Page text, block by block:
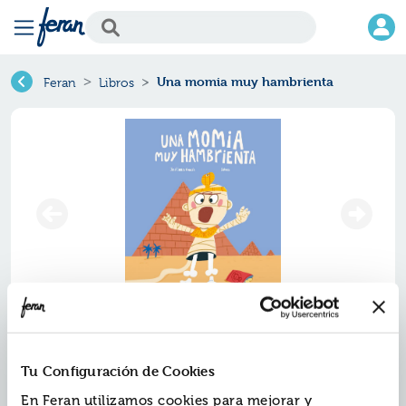
Tu Configuración de Cookies
En Feran utilizamos cookies para mejorar y
Feran Libros Una momia muy hambrienta
Una momia muy hambrienta
Ref.ZZO-9607409
ISBN:9788419607409